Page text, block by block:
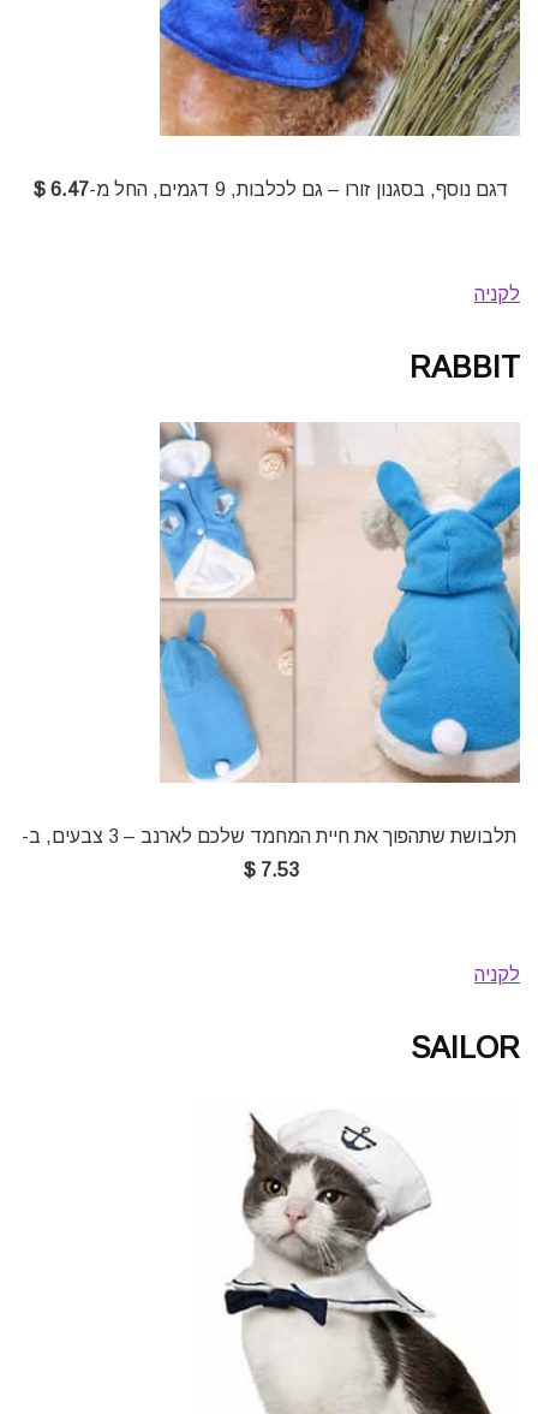
דגם נוסף, בסגנון זורו – גם לכלבות, 9 דגמים, החל מ- 6.47 $
לקניה
RABBIT
תלבושת שתהפוך את חיית המחמד שלכם לארנב – 3 צבעים, ב-
7.53 $
לקניה
SAILOR